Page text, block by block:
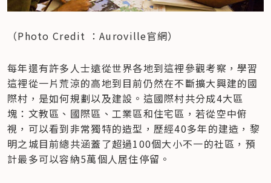
（Photo Credit ：Auroville官網）
每年還有許多人士遠從世界各地到這裡參觀考察，學習
這裡從一片荒涼的高地到目前仍然在不斷擴大興建的國
際村，是如何規劃以及建設。這國際村共分成4大區
塊：文教區、國際區、工業區和住宅區，若從空中俯
視，可以看到非常獨特的造型，歷經40多年的建造，黎
明之城目前總共涵蓋了超過100個大小不一的社區，預
計最多可以容納5萬個人居住停留。